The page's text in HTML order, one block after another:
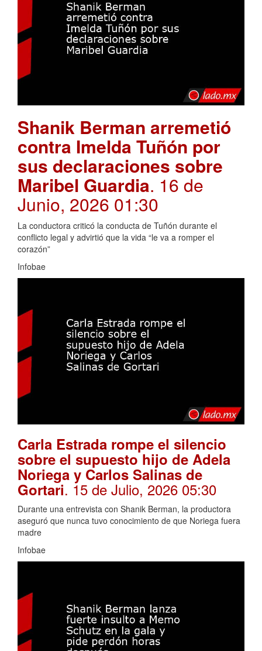
Shanik Berman arremetió
contra Imelda Tuñón por
sus declaraciones sobre
Maribel Guardia. 16 de
Junio, 2026 01:30
La conductora criticó la conducta de Tuñón durante el
conflicto legal y advirtió que la vida “le va a romper el
corazón”
Infobae
Carla Estrada rompe el silencio
sobre el supuesto hijo de Adela
Noriega y Carlos Salinas de
Gortari. 15 de Julio, 2026 05:30
Durante una entrevista con Shanik Berman, la productora
aseguró que nunca tuvo conocimiento de que Noriega fuera
madre
Infobae